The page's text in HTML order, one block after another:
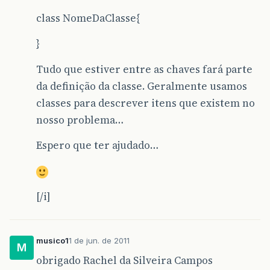
class NomeDaClasse{
}
Tudo que estiver entre as chaves fará parte
da definição da classe. Geralmente usamos
classes para descrever itens que existem no
nosso problema…
Espero que ter ajudado…
[/i]
M
musico11 de jun. de 2011
obrigado Rachel da Silveira Campos